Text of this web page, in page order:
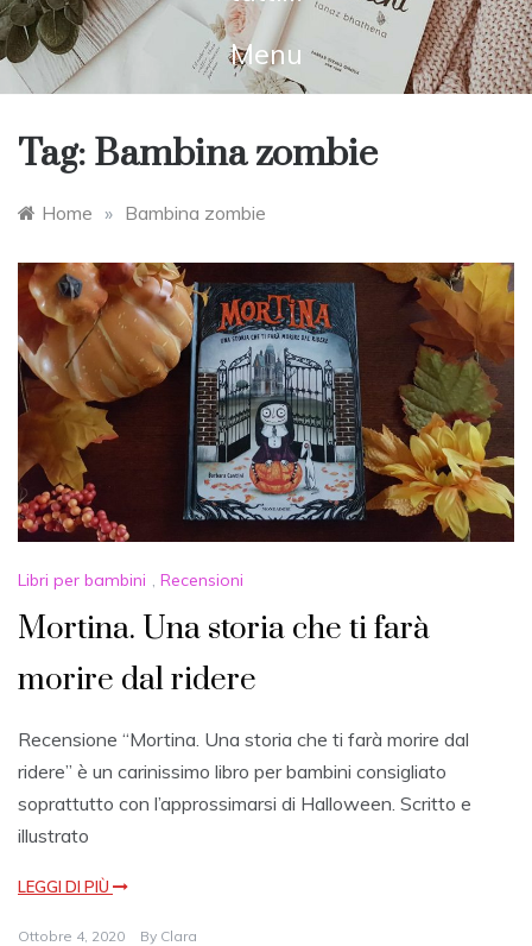
Menu
Tag: Bambina zombie
Home » Bambina zombie
Libri per bambini , Recensioni
Mortina. Una storia che ti farà
morire dal ridere
Recensione “Mortina. Una storia che ti farà morire dal
ridere” è un carinissimo libro per bambini consigliato
soprattutto con l’approssimarsi di Halloween. Scritto e
illustrato
LEGGI DI PIÙ
Ottobre 4, 2020 By Clara